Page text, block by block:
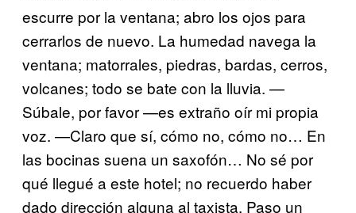
escurre por la ventana; abro los ojos para
cerrarlos de nuevo. La humedad navega la
ventana; matorrales, piedras, bardas, cerros,
volcanes; todo se bate con la lluvia. —
Súbale, por favor —es extraño oír mi propia
voz. —Claro que sí, cómo no, cómo no… En
las bocinas suena un saxofón… No sé por
qué llegué a este hotel; no recuerdo haber
dado dirección alguna al taxista. Paso un